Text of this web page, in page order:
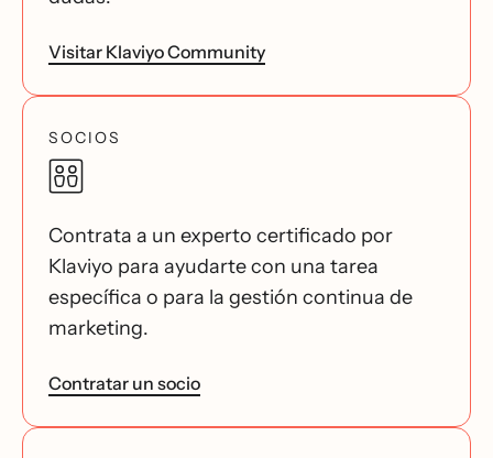
Visitar Klaviyo Community
SOCIOS
Contrata a un experto certificado por
Klaviyo para ayudarte con una tarea
específica o para la gestión continua de
marketing.
Contratar un socio